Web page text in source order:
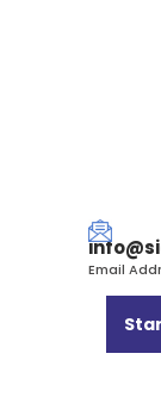
Email